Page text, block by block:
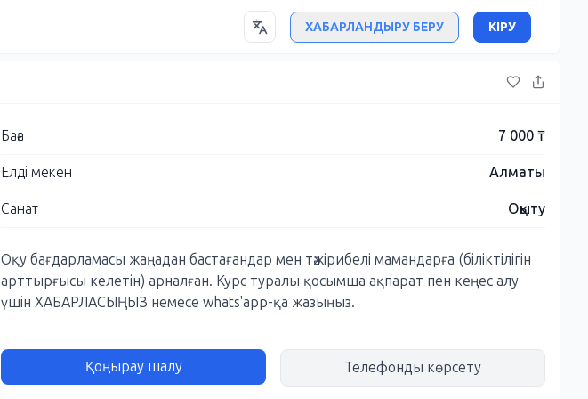
ХАБАРЛАНДЫРУ БЕРУ КІРУ
Баға 7 000 ₸
Елді мекен Алматы
Санат Оқыту
Оқу бағдарламасы жаңадан бастағандар мен тәжірибелі мамандарға (біліктілігін
арттырғысы келетін) арналған. Курс туралы қосымша ақпарат пен кеңес алу
үшін ХАБАРЛАСЫҢЫЗ немесе whats'app-қа жазыңыз.
Қоңырау шалу Телефонды көрсету